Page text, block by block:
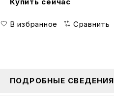
В избранное Сравнить
ПОДРОБНЫЕ СВЕДЕНИЯ